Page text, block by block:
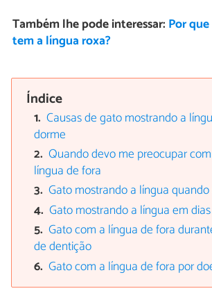
Também lhe pode interessar: Por
tem a língua roxa?
Índice
Causas de gato mostrando a
dorme
Quando devo me preocupar
língua de fora
Gato mostrando a língua
Gato mostrando a língua em
Gato com a língua de fora
de dentição
Gato com a língua de fora por